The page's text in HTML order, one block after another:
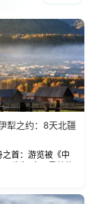
犁之约：8天北疆
首：游览被《中
评选为“中国最美的
名的克拉玛依魔鬼
——禾木村，欣赏